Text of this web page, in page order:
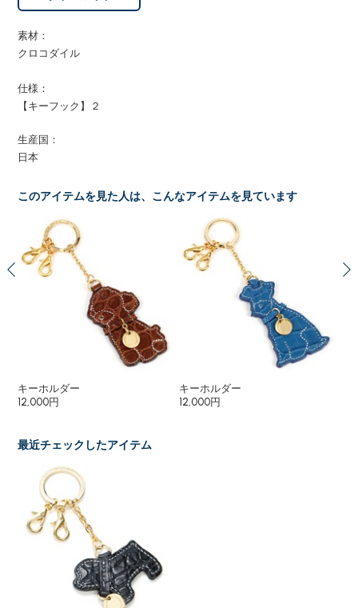
素材：
クロコダイル
仕様：
【キーフック】２
生産国：
日本
このアイテムを見た人は、こんなアイテムを見ています
キーホルダー
12,000円
キーホルダー
12,000円
最近チェックしたアイテム